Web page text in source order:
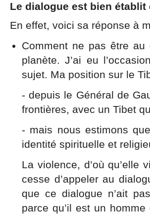
Le dialogue est bien établit
En effet, voici sa réponse à
Comment ne pas être
planète. J’ai eu
sujet. Ma position sur le
- depuis le Général de
frontières, avec un Tibet
- mais nous estimons
identité spirituelle et
La violence, d’où qu’elle
cesse d’appeler au
que ce dialogue n’ait
parce qu’il est un